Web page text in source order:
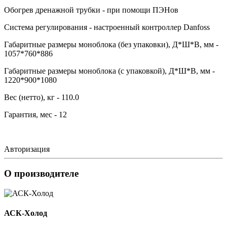
Обогрев дренажной трубки - при помощи ПЭНов
Система регулирования - настроенный контроллер Danfoss
Габаритные размеры моноблока (без упаковки), Д*Ш*В, мм -
1057*760*886
Габаритные размеры моноблока (с упаковкой), Д*Ш*В, мм -
1220*900*1080
Вес (нетто), кг - 110.0
Гарантия, мес - 12
Авторизация
О производителе
АСК-Холод